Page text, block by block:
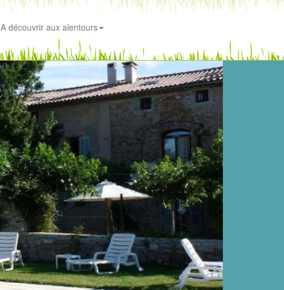
A découvrir aux alentours